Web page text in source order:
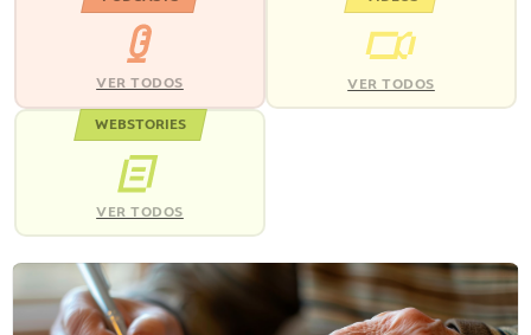
VER TODOS VER TODOS
WEBSTORIES
VER TODOS